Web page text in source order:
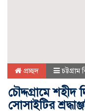
প্রচ্ছদ চট্টগ্রাম
চৌদ্দগ্রামে
সোসাইটির